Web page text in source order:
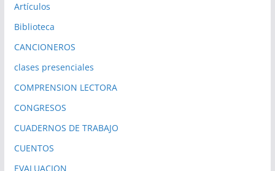
Artículos
Biblioteca
CANCIONEROS
clases presenciales
COMPRENSION LECTORA
CONGRESOS
CUADERNOS DE TRABAJO
CUENTOS
EVALUACION